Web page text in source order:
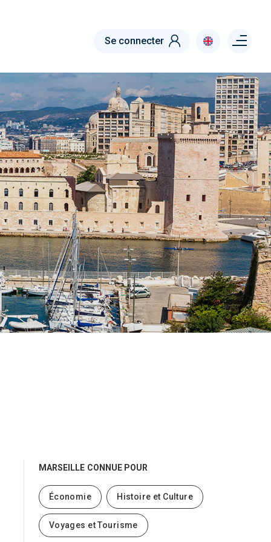
Se connecter Menu right
MARSEILLE CONNUE POUR
Économie Histoire et Culture
Voyages et Tourisme